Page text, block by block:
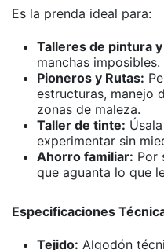
Es la prenda ideal para:
Talleres de pintura
manchas imposibles.
Pioneros y Rutas:
estructuras, manejo
zonas de maleza.
Taller de tinte:
experimentar sin
Ahorro familiar: Por
que aguanta lo que
Especificaciones
Tejido: Algodón